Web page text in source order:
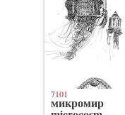
микромир
7101